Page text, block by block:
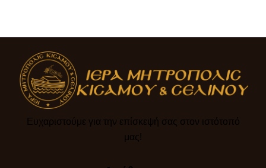
Ευχαριστούμε για την επίσκεψή σας στον ιστότοπό
μας!​